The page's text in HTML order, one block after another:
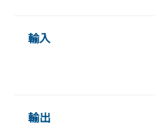
輸入
輸出